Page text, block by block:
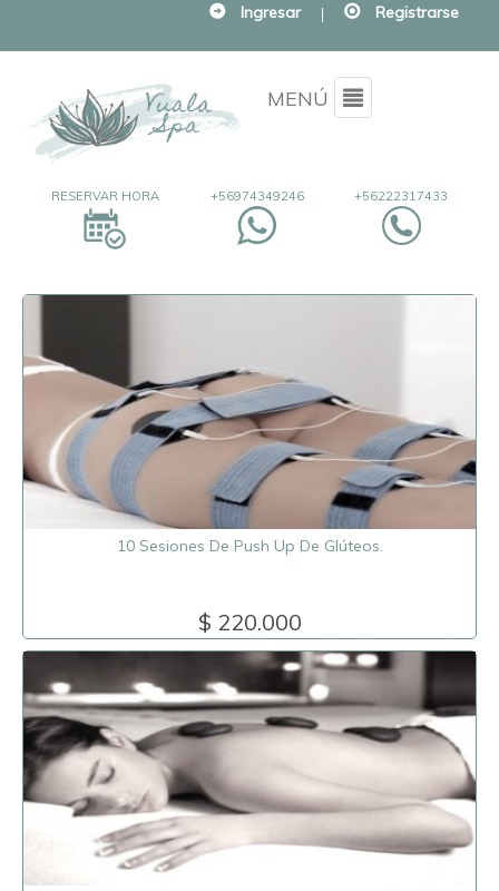
Ingresar | Registrarse
MENÚ Menu
+56222317433
+56974349246
RESERVAR HORA
10 Sesiones De Push Up De Glúteos.
$ 220.000